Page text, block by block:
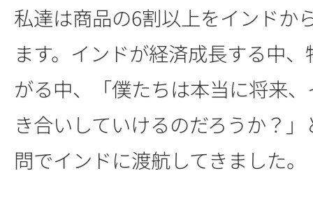
私達は商品の6割以上をインドか
ます。インドが経済成長する中
がる中、「僕たちは本当に将来
き合いしていけるのだろうか？
問でインドに渡航してきました。